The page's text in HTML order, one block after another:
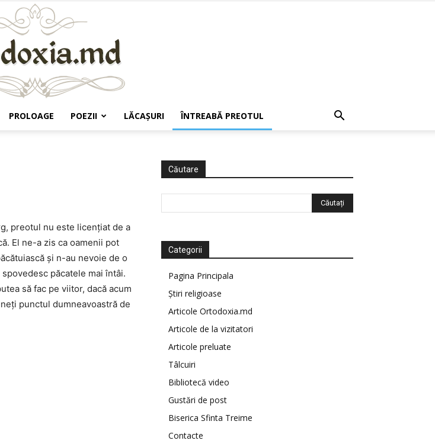
PROLOAGE POEZII LĂCAŞURI ÎNTREABĂ PREOTUL
preotul nu este licenţiat de a
El ne-a zis ca oamenii pot
și n-au nevoie de o
păcatele mai întâi.
să fac pe viitor, dacă acum
punctul dumneavoastră de
Căutare
Categorii
Pagina Principala
Știri religioase
Articole Ortodoxia.md
Articole de la vizitatori
Articole preluate
Tâlcuiri
Bibliotecă video
Gustări de post
Biserica Sfinta Treime
Contacte